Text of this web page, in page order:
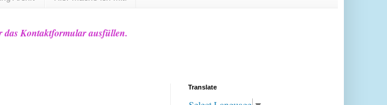
das Kontaktformular ausfüllen.
Translate